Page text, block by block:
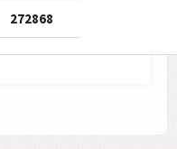
272868